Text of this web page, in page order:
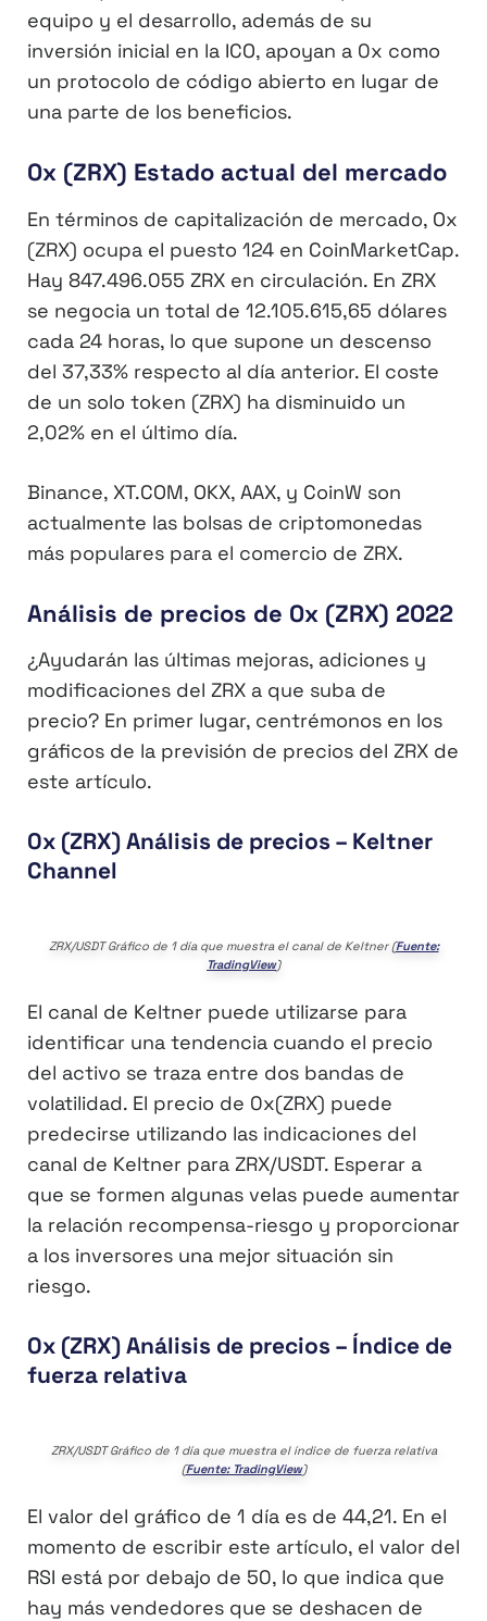
equipo y el desarrollo, además de su
inversión inicial en la ICO, apoyan a 0x como
un protocolo de código abierto en lugar de
una parte de los beneficios.
0x (ZRX) Estado actual del mercado
En términos de capitalización de mercado, Ox
(ZRX) ocupa el puesto 124 en CoinMarketCap.
Hay 847.496.055 ZRX en circulación. En ZRX
se negocia un total de 12.105.615,65 dólares
cada 24 horas, lo que supone un descenso
del 37,33% respecto al día anterior. El coste
de un solo token (ZRX) ha disminuido un
2,02% en el último día.
Binance, XT.COM, OKX, AAX, y CoinW son
actualmente las bolsas de criptomonedas
más populares para el comercio de ZRX.
Análisis de precios de 0x (ZRX) 2022
¿Ayudarán las últimas mejoras, adiciones y
modificaciones del ZRX a que suba de
precio? En primer lugar, centrémonos en los
gráficos de la previsión de precios del ZRX de
este artículo.
0x (ZRX) Análisis de precios – Keltner
Channel
ZRX/USDT Gráfico de 1 día que muestra el canal de Keltner (Fuente:
TradingView)
El canal de Keltner puede utilizarse para
identificar una tendencia cuando el precio
del activo se traza entre dos bandas de
volatilidad. El precio de 0x(ZRX) puede
predecirse utilizando las indicaciones del
canal de Keltner para ZRX/USDT. Esperar a
que se formen algunas velas puede aumentar
la relación recompensa-riesgo y proporcionar
a los inversores una mejor situación sin
riesgo.
0x (ZRX) Análisis de precios – Índice de
fuerza relativa
ZRX/USDT Gráfico de 1 día que muestra el índice de fuerza relativa
(Fuente: TradingView)
El valor del gráfico de 1 día es de 44,21. En el
momento de escribir este artículo, el valor del
RSI está por debajo de 50, lo que indica que
hay más vendedores que se deshacen de